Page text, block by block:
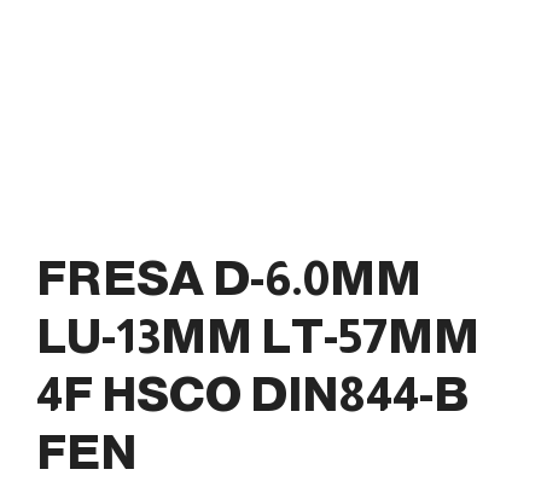
FRESA D-6.0MM
LU-13MM LT-57MM
4F HSCO DIN844-B
FEN